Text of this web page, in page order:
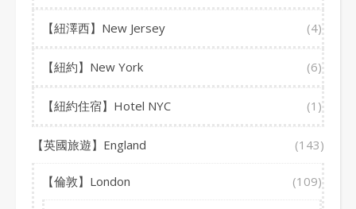
【紐澤西】New Jersey (4)
【紐約】New York (6)
【紐約住宿】Hotel NYC (1)
【英國旅遊】England (143)
【倫敦】London (109)